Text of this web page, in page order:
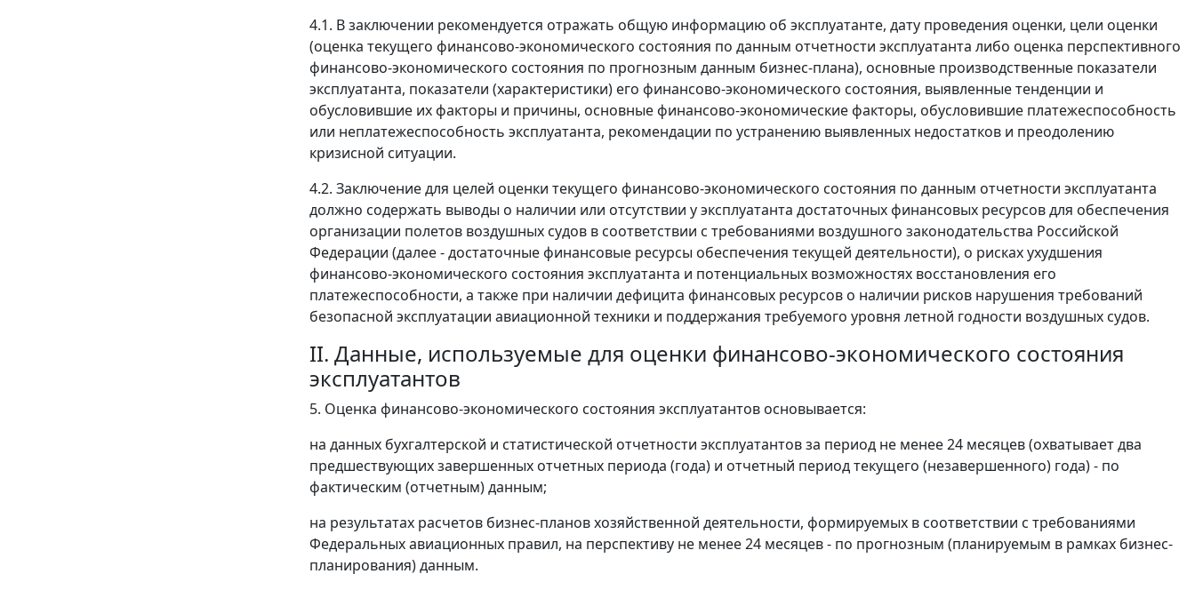
4.1. В заключении рекомендуется отражать общую информацию об эксплуатанте, дату проведения оценки, цели оценки
(оценка текущего финансово-экономического состояния по данным отчетности эксплуатанта либо оценка перспективного
финансово-экономического состояния по прогнозным данным бизнес-плана), основные производственные показатели
эксплуатанта, показатели (характеристики) его финансово-экономического состояния, выявленные тенденции и
обусловившие их факторы и причины, основные финансово-экономические факторы, обусловившие платежеспособность
или неплатежеспособность эксплуатанта, рекомендации по устранению выявленных недостатков и преодолению
кризисной ситуации.
4.2. Заключение для целей оценки текущего финансово-экономического состояния по данным отчетности эксплуатанта
должно содержать выводы о наличии или отсутствии у эксплуатанта достаточных финансовых ресурсов для обеспечения
организации полетов воздушных судов в соответствии с требованиями воздушного законодательства Российской
Федерации (далее - достаточные финансовые ресурсы обеспечения текущей деятельности), о рисках ухудшения
финансово-экономического состояния эксплуатанта и потенциальных возможностях восстановления его
платежеспособности, а также при наличии дефицита финансовых ресурсов о наличии рисков нарушения требований
безопасной эксплуатации авиационной техники и поддержания требуемого уровня летной годности воздушных судов.
II. Данные, используемые для оценки финансово-экономического состояния
эксплуатантов
5. Оценка финансово-экономического состояния эксплуатантов основывается:
на данных бухгалтерской и статистической отчетности эксплуатантов за период не менее 24 месяцев (охватывает два
предшествующих завершенных отчетных периода (года) и отчетный период текущего (незавершенного) года) - по
фактическим (отчетным) данным;
на результатах расчетов бизнес-планов хозяйственной деятельности, формируемых в соответствии с требованиями
Федеральных авиационных правил, на перспективу не менее 24 месяцев - по прогнозным (планируемым в рамках бизнес-
планирования) данным.